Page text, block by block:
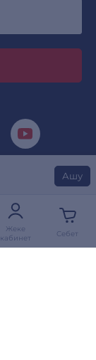
Ашу
Жеке
кабинет
Себет